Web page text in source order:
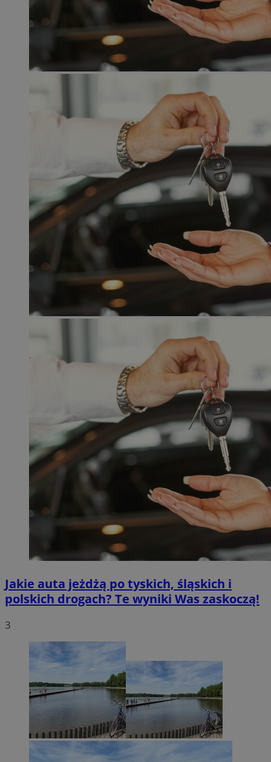
Jakie auta jeżdżą po tyskich, śląskich i
polskich drogach? Te wyniki Was zaskoczą!
3